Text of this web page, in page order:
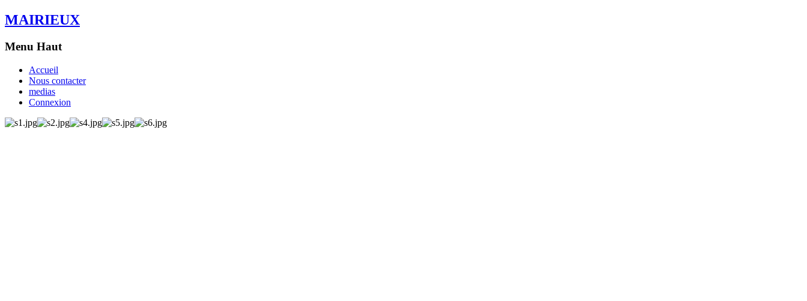
MAIRIEUX
Menu Haut
Accueil
Nous contacter
medias
Connexion